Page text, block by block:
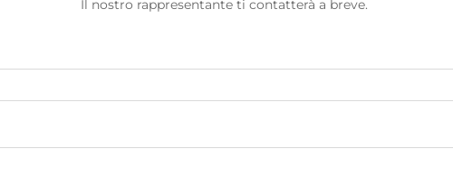
Il nostro rappresentante ti contatterà a breve.